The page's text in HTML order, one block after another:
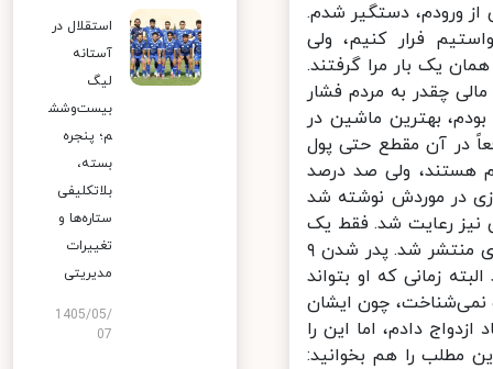
را فروخته بودند، چون ۱۵ دقیقه پس از ورودم، دستگیر شدم.
فرار کنیم، ولی
یک بار مرا گرفتند.
چقدر به مردم فشار
بهترین ماشین در
در آن مقطع حتی پول
هستند، ولی صد درصد
در موردش نوشته شد
نیز رعایت شد. فقط یک
جا فاصله‌گذاری اجتماعی رعایت نشد که از قضا همان صحنه در فضای مجازی منتشر شد. پدر شدن ۹
زمانی که او بتواند
چون ایشان
دادم، اما این را
مطلب را هم بخوانید:
استقلال در
آستانه
لیگ
بیست‌وشش
م؛ پنجره
بسته،
بلاتکلیفی
ستاره‌ها و
تغییرات
مدیریتی
1405/05/
07